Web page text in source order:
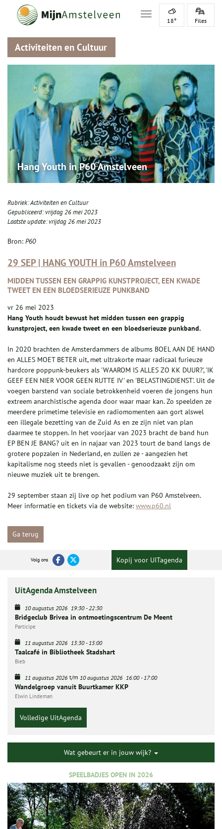
Toggle navigation
18° Files
Activiteiten en Cultuur
Hang Youth in P60 Amstelveen
Rubriek:Activiteiten en Cultuur
Gepubliceerd:vrijdag 26 mei 2023
Laatste update:vrijdag 26 mei 2023
Bron: P60
29 SEP | HANG YOUTH in P60 Amstelveen
MIDDEN TUSSEN EEN GRAPPIG KUNSTPROJECT, EEN KWADE
TWEET EN EEN BLOEDSERIEUZE PUNKBAND
vr 26 mei 2023
Hang Youth houdt bewust het midden tussen een grappig
kunstproject, een kwade tweet en een bloedserieuze punkband.
In 2020 brachten de Amsterdammers de albums BOEL AAN DE HAND
en ALLES MOET BETER uit, met ultrakorte maar radicaal furieuze
hardcore poppunk-beukers als 'WAAROM IS ALLES ZO KK DUUR?', 'IK
GEEF EEN NIER VOOR GEEN RUTTE IV' en 'BELASTINGDIENST’. Uit de
voegen barstend van sociale betrokkenheid voeren de jongens hun
extreem anarchistische agenda door waar maar kan. Zo speelden ze
meerdere primetime televisie en radiomomenten aan gort alswel
een illegale bezetting van de Zuid As en ze zijn niet van plan
daarmee te stoppen. In het voorjaar van 2023 bracht de band hun
EP BEN JE BANG? uit en in najaar van 2023 tourt de band langs de
grotere popzalen in Nederland, en zullen ze - aangezien het
kapitalisme nog steeds niet is gevallen - genoodzaakt zijn om
nieuwe muziek uit te brengen.
29 september staan zij live op het podium van P60 Amstelveen.
Meer informatie en tickets via de website: www.p60.nl
Ga terug
Volg ons Kopij voor UITagenda
UitAgenda Amstelveen
10 augustus 2026 19:30-22:30
Bridgeclub Brivea in ontmoetingscentrum De Meent
Participe
11 augustus 2026 13:30-15:00
Taalcafé in Bibliotheek Stadshart
Bieb
11 augustus 2026 t/m 10 augustus 2026 16:00-17:00
Wandelgroep vanuit Buurtkamer KKP
Elwin Lindeman
Volledige UitAgenda
Wat gebeurt er in jouw wijk?
SPEELBADJES OPEN IN 2026